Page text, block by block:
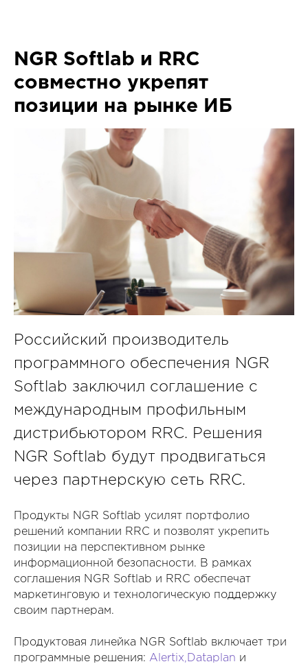
NGR Softlab и RRC
совместно укрепят
позиции на рынке ИБ
Российский производитель
программного обеспечения NGR
Softlab заключил соглашение с
международным профильным
дистрибьютором RRC. Решения
NGR Softlab будут продвигаться
через партнерскую сеть RRC.
Продукты NGR Softlab усилят портфолио
решений компании RRC и позволят укрепить
позиции на перспективном рынке
информационной безопасности. В рамках
соглашения NGR Softlab и RRC обеспечат
маркетинговую и технологическую поддержку
своим партнерам.
Продуктовая линейка NGR Softlab включает три
программные решения: Alertix,Dataplan и